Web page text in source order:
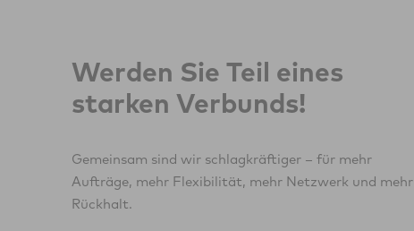
Werden Sie Teil eines
starken Verbunds!
Gemeinsam sind wir schlagkräftiger – für mehr
Aufträge, mehr Flexibilität, mehr Netzwerk und mehr
Rückhalt.